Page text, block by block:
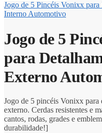
Jogo de 5 Pincéis Vonixx para
Interno Automotivo
Jogo de 5
para
Externo
Jogo de 5 pincéis Vonixx para
externo. Cerdas resistentes e
cantos, rodas, grades e
durabilidade!]